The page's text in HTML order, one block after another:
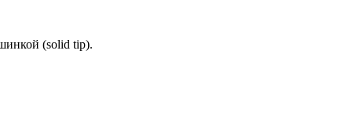
(solid tip).